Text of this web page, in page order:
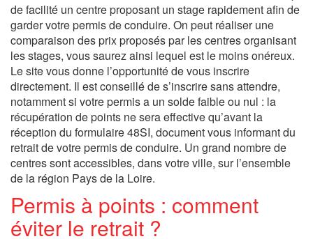
de facilité un centre proposant un stage rapidement afin de
garder votre permis de conduire. On peut réaliser une
comparaison des prix proposés par les centres organisant
les stages, vous saurez ainsi lequel est le moins onéreux.
Le site vous donne l’opportunité de vous inscrire
directement. Il est conseillé de s’inscrire sans attendre,
notamment si votre permis a un solde faible ou nul : la
récupération de points ne sera effective qu’avant la
réception du formulaire 48SI, document vous informant du
retrait de votre permis de conduire. Un grand nombre de
centres sont accessibles, dans votre ville, sur l’ensemble
de la région Pays de la Loire.
Permis à points : comment
éviter le retrait ?